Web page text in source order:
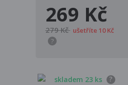
269 Kč
279 Kč ušetříte 10 Kč
?
skladem 23 ks ?